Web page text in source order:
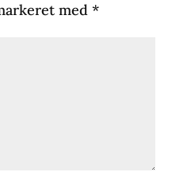
med *